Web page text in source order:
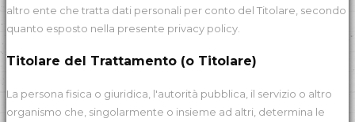
altro ente che tratta dati personali per conto del Titolare, secondo
quanto esposto nella presente privacy policy.
Titolare del Trattamento (o Titolare)
La persona fisica o giuridica, l'autorità pubblica, il servizio o altro
organismo che, singolarmente o insieme ad altri, determina le